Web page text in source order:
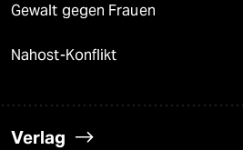
Gewalt gegen Frauen
Nahost-Konflikt
Verlag